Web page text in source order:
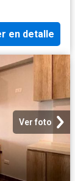
en detalle
Ver foto